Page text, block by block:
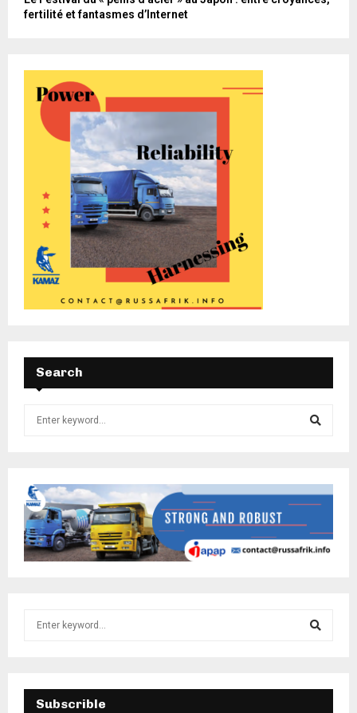
fertilité et fantasmes d’Internet
Search
Subscrible